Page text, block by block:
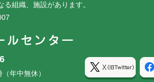
組織、施設があります。
年中無休）